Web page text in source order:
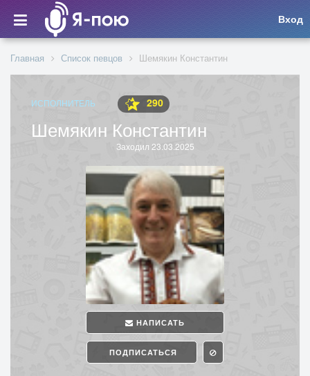
Вход
Главная Список певцов Шемякин Константин
ИСПОЛНИТЕЛЬ 290
Шемякин Константин
Заходил 23.03.2025
НАПИСАТЬ
ПОДПИСАТЬСЯ